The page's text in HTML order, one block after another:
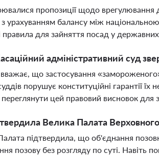
пропозиції щодо врегулювання
урахуванням балансу між
правила для зайняття посад у
адміністративний суд
що застосування
порушує конституційні гарантії їх
цей правовий висновок для
Велика Палата
підтвердила, що об'єднання
позову без розгляду по суті. Навіть